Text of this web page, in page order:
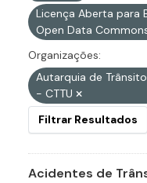
Licença Aberta para
Open Data
Organizações:
Autarquia de
- CTTU
Filtrar Resultados
Acidentes de